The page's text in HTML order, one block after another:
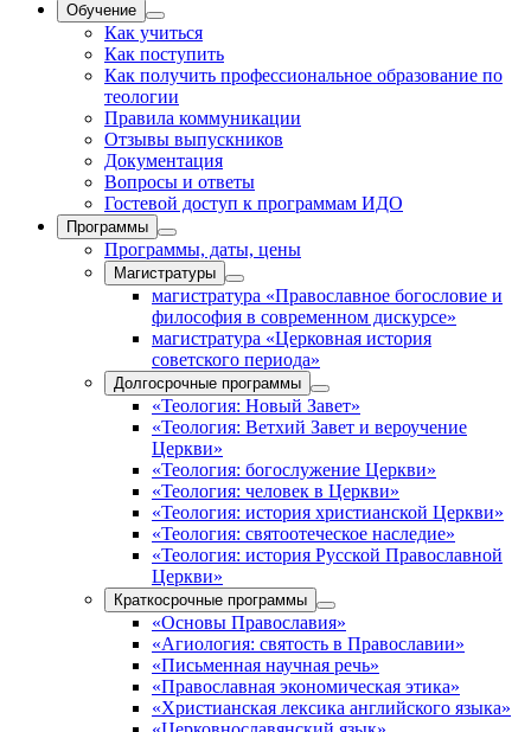
Обучение
Как учиться
Как поступить
Как получить профессиональное образование по
теологии
Правила коммуникации
Отзывы выпускников
Документация
Вопросы и ответы
Гостевой доступ к программам ИДО
Программы
Программы, даты, цены
Магистратуры
магистратура «Православное богословие и
философия в современном дискурсе»
магистратура «Церковная история
советского периода»
Долгосрочные программы
«Теология: Новый Завет»
«Теология: Ветхий Завет и вероучение
Церкви»
«Теология: богослужение Церкви»
«Теология: человек в Церкви»
«Теология: история христианской Церкви»
«Теология: святоотеческое наследие»
«Теология: история Русской Православной
Церкви»
Краткосрочные программы
«Основы Православия»
«Агиология: святость в Православии»
«Письменная научная речь»
«Православная экономическая этика»
«Христианская лексика английского языка»